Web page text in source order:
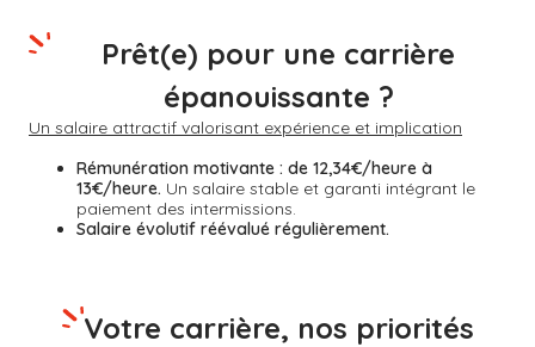
Un salaire attractif valorisant expérience et implication
Rémunération motivante : de 12,34€/heure à
13€/heure. Un salaire stable et garanti intégrant le
paiement des intermissions.
Salaire évolutif réévalué régulièrement.
Prêt(e) pour une carrière
épanouissante ?
Votre carrière, nos priorités